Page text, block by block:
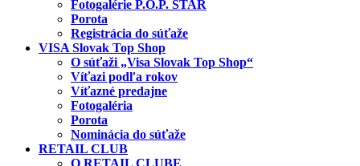
Fotogalérie P.O.P. STAR
Porota
Registrácia do súťaže
VISA Slovak Top Shop
O súťaži „Visa Slovak Top Shop“
Víťazi podľa rokov
Víťazné predajne
Fotogaléria
Porota
Nominácia do súťaže
RETAIL CLUB
O RETAIL CLUBE